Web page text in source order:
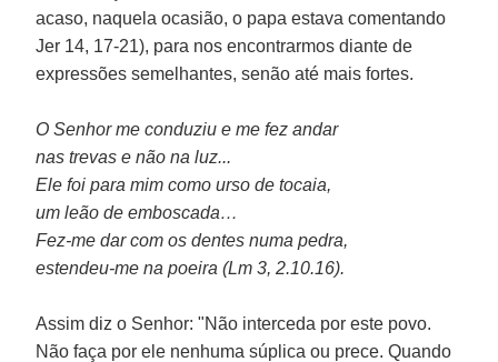
acaso, naquela ocasião, o papa estava comentando
Jer 14, 17-21), para nos encontrarmos diante de
expressões semelhantes, senão até mais fortes.
O Senhor me conduziu e me fez andar
nas trevas e não na luz...
Ele foi para mim como urso de tocaia,
um leão de emboscada…
Fez-me dar com os dentes numa pedra,
estendeu-me na poeira (Lm 3, 2.10.16).
Assim diz o Senhor: "Não interceda por este povo.
Não faça por ele nenhuma súplica ou prece. Quando